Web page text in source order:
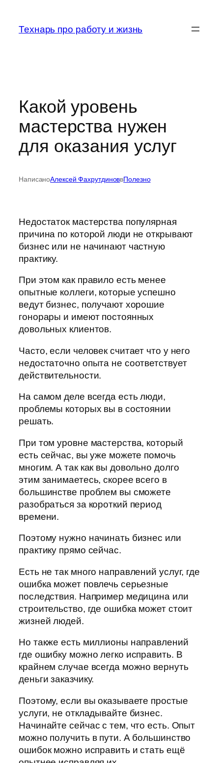
содержимому
Технарь про работу и жизнь
Какой уровень
мастерства нужен
для оказания услуг
НаписаноАлексей ФахрутдиноввПолезно
Недостаток мастерства популярная
причина по которой люди не открывают
бизнес или не начинают частную
практику.
При этом как правило есть менее
опытные коллеги, которые успешно
ведут бизнес, получают хорошие
гонорары и имеют постоянных
довольных клиентов.
Часто, если человек считает что у него
недостаточно опыта не соответствует
действительности.
На самом деле всегда есть люди,
проблемы которых вы в состоянии
решать.
При том уровне мастерства, который
есть сейчас, вы уже можете помочь
многим. А так как вы довольно долго
этим занимаетесь, скорее всего в
большинстве проблем вы сможете
разобраться за короткий период
времени.
Поэтому нужно начинать бизнес или
практику прямо сейчас.
Есть не так много направлений услуг, где
ошибка может повлечь серьезные
последствия. Например медицина или
строительство, где ошибка может стоит
жизней людей.
Но также есть миллионы направлений
где ошибку можно легко исправить. В
крайнем случае всегда можно вернуть
деньги заказчику.
Поэтому, если вы оказываете простые
услуги, не откладывайте бизнес.
Начинайте сейчас с тем, что есть. Опыт
можно получить в пути. А большинство
ошибок можно исправить и стать ещё